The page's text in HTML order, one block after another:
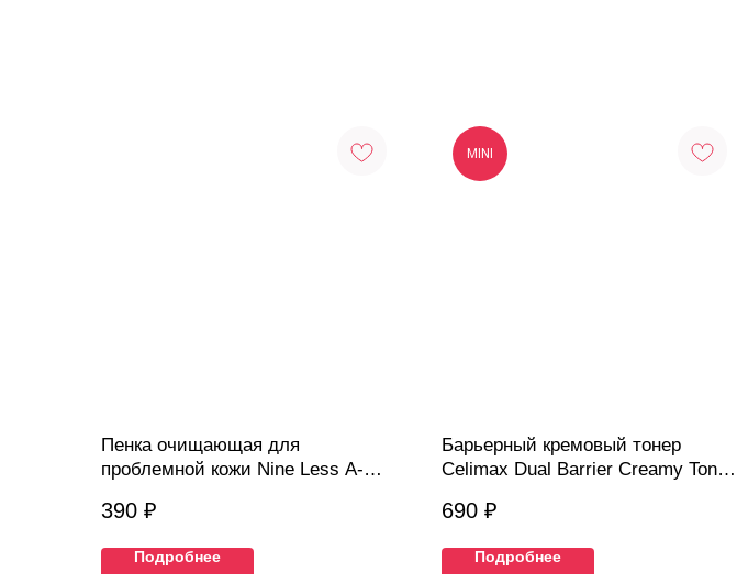
Пенка очищающая для
проблемной кожи Nine Less A-
25 мл
390 ₽
Подробнее
MINI
Барьерный кремовый тонер
Celimax Dual Barrier Creamy Toner
690 ₽
Подробнее